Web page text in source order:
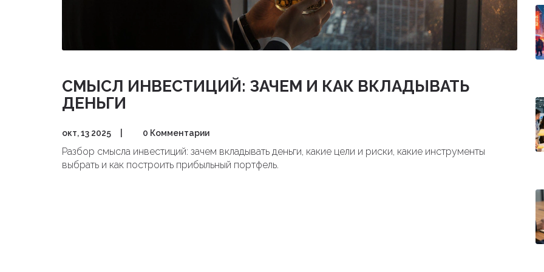
СМЫСЛ ИНВЕСТИЦИЙ: ЗАЧЕМ И КАК ВКЛАДЫВАТЬ
ДЕНЬГИ
окт, 13 2025 0 Комментарии
Разбор смысла инвестиций: зачем вкладывать деньги, какие цели и риски, какие инструменты
выбрать и как построить прибыльный портфель.